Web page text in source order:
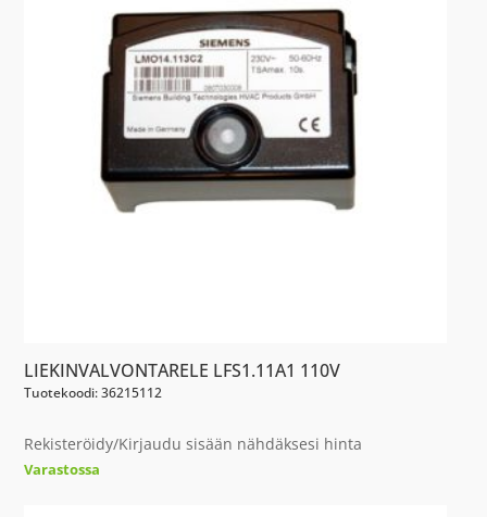
LIEKINVALVONTARELE LFS1.11A1 110V
Tuotekoodi: 36215112
Rekisteröidy/Kirjaudu sisään nähdäksesi hinta
Varastossa